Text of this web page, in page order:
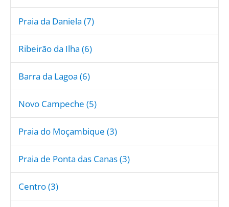
Praia da Daniela (7)
Ribeirão da Ilha (6)
Barra da Lagoa (6)
Novo Campeche (5)
Praia do Moçambique (3)
Praia de Ponta das Canas (3)
Centro (3)